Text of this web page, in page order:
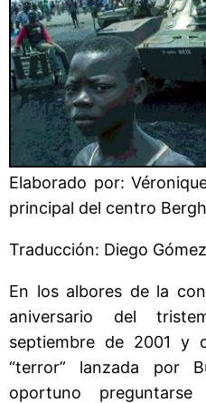
Elaborado por:
principal del centro
Traducción: Diego Gómez
En los albores de la
aniversario del
septiembre de 2001 y
“terror” lanzada por
oportuno